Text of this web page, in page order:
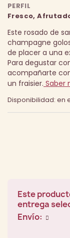
PERFIL
Fresco,
Este rosado de
champagne
de placer a una
Para degustar
acompañarte
un fraisier. Saber
Disponibilidad: en
Este
entrega
Envío: